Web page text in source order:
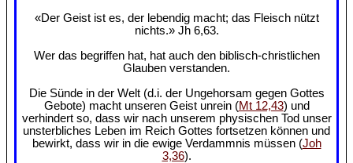
«Der Geist ist es, der lebendig macht; das Fleisch nützt
nichts.» Jh 6,63.
Wer das begriffen hat, hat auch den biblisch-christlichen
Glauben verstanden.
Die Sünde in der Welt (d.i. der Ungehorsam gegen Gottes
Gebote) macht unseren Geist unrein (Mt 12,43) und
verhindert so, dass wir nach unserem physischen Tod unser
unsterbliches Leben im Reich Gottes fortsetzen können und
bewirkt, dass wir in die ewige Verdammnis müssen (Joh
3,36).